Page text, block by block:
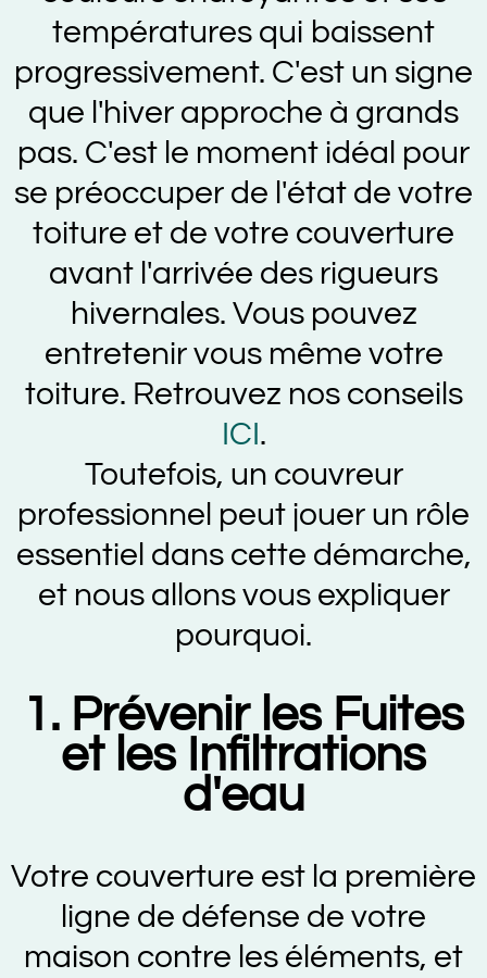
températures qui baissent
progressivement. C'est un signe
que l'hiver approche à grands
pas. C'est le moment idéal pour
se préoccuper de l'état de votre
toiture et de votre couverture
avant l'arrivée des rigueurs
hivernales. Vous pouvez
entretenir vous même votre
toiture. Retrouvez nos conseils
ICI.
Toutefois, un couvreur
professionnel peut jouer un rôle
essentiel dans cette démarche,
et nous allons vous expliquer
pourquoi.
1. Prévenir les Fuites
et les Infiltrations
d'eau
Votre couverture est la première
ligne de défense de votre
maison contre les éléments, et